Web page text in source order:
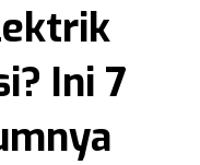
Ini 7